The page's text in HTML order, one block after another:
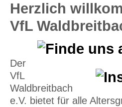
Herzlich
VfL
Der
VfL
Waldbreitbach
e.V. bietet für alle